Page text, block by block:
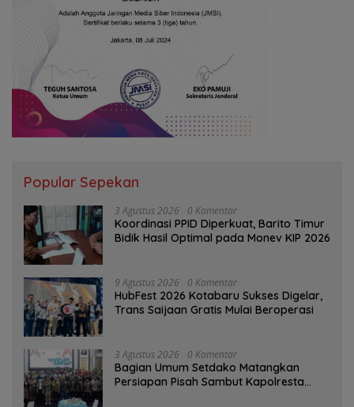
Popular Sepekan
3 Agustus 2026 0 Komentar
Koordinasi PPID Diperkuat, Barito Timur
Bidik Hasil Optimal pada Monev KIP 2026
9 Agustus 2026 0 Komentar
HubFest 2026 Kotabaru Sukses Digelar,
Trans Saijaan Gratis Mulai Beroperasi
3 Agustus 2026 0 Komentar
Bagian Umum Setdako Matangkan
Persiapan Pisah Sambut Kapolresta